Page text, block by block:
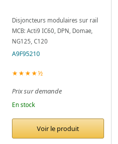
Disjoncteurs modulaires sur rail
MCB: Acti9 IC60, DPN, Domae,
NG125, C120
A9F95210
★★★★½
Prix sur demande
En stock
Voir le produit